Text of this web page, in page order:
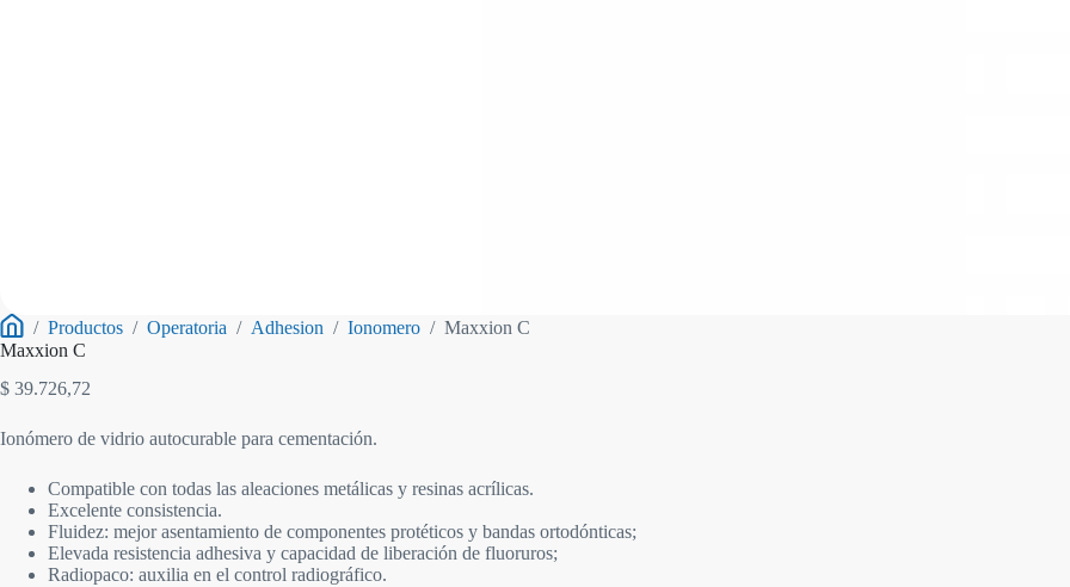
Inicio
/ Productos / Operatoria / Adhesion / Ionomero / Maxxion C
Maxxion C
$ 39.726,72
Ionómero de vidrio autocurable para cementación.
Compatible con todas las aleaciones metálicas y resinas acrílicas.
Excelente consistencia.
Fluidez: mejor asentamiento de componentes protéticos y bandas ortodónticas;
Elevada resistencia adhesiva y capacidad de liberación de fluoruros;
Radiopaco: auxilia en el control radiográfico.